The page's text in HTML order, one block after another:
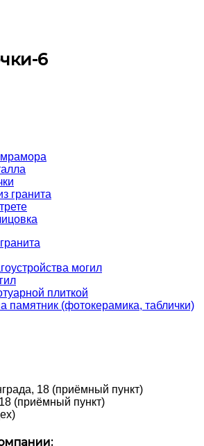
6
гранита
могил
плиткой
памятник (фотокерамика, таблички)
18 (приёмный пункт)
(приёмный пункт)